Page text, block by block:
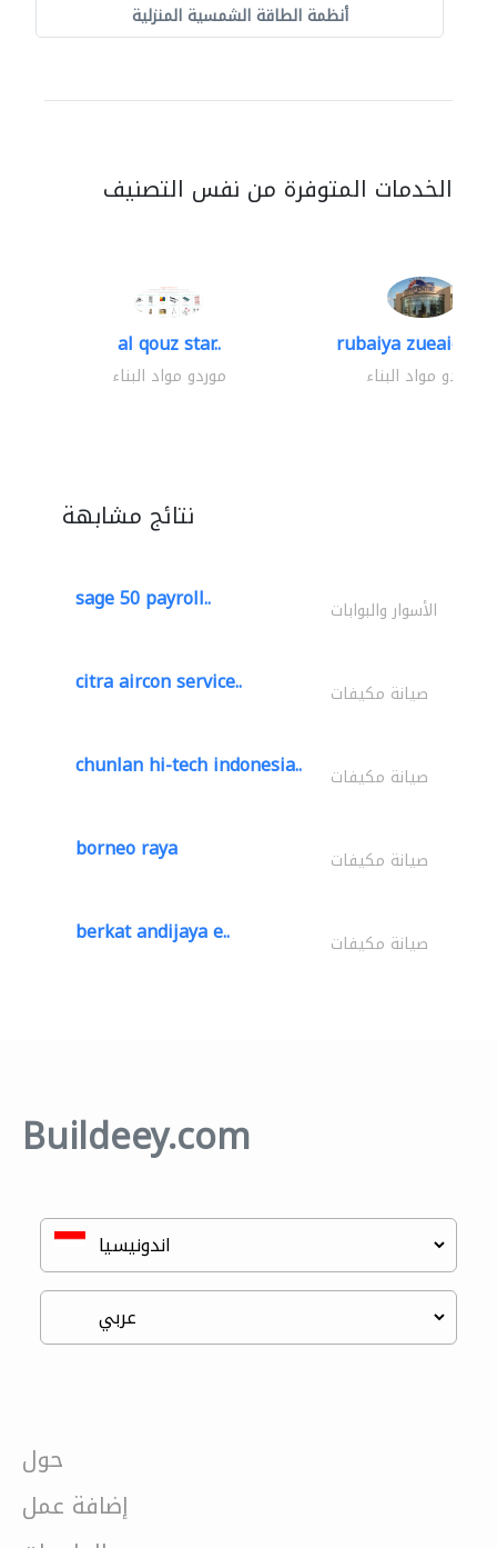
أنظمة الطاقة الشمسية المنزلية
الخدمات المتوفرة من نفس التصنيف
al qouz star..
موردو مواد البناء
rubaiya zueaid
موردو مواد البناء
نتائج مشابهة
sage 50 payroll.. الأسوار والبوابات
citra aircon service.. صيانة مكيفات
chunlan hi-tech indonesia.. صيانة مكيفات
borneo raya صيانة مكيفات
berkat andijaya e.. صيانة مكيفات
Buildeey.com
حول
إضافة عمل